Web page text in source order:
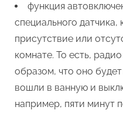
функция
специального
присутствие или
комнате. То есть,
образом, что оно
вошли в ванную и
например, пяти минут